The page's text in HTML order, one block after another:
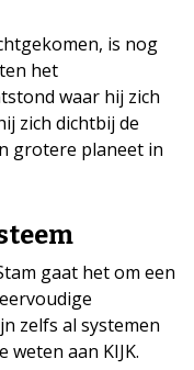
is nog
het
waar hij zich
zich dichtbij de
grotere planeet in
gaat het om een
zelfs al systemen
weten aan KIJK.